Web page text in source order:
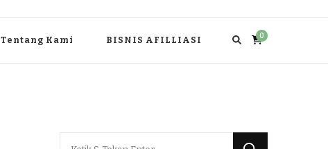
Tentang Kami BISNIS AFILLIASI 0